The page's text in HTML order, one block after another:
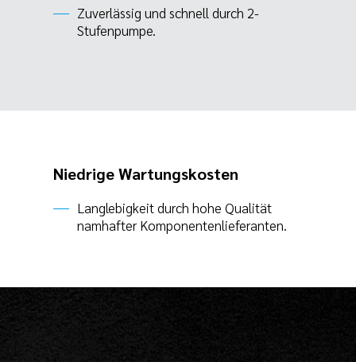
Zuverlässig und schnell durch 2-
Stufenpumpe.
Niedrige Wartungskosten
Langlebigkeit durch hohe Qualität
namhafter Komponentenlieferanten.